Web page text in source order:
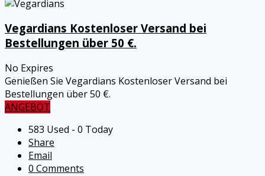
Vegardians Kostenloser Versand bei
Bestellungen über 50 €.
No Expires
Genießen Sie Vegardians Kostenloser Versand bei
Bestellungen über 50 €.
ANGEBOT
583 Used - 0 Today
Share
Email
0 Comments